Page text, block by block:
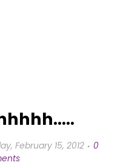
February 15, 2012
0